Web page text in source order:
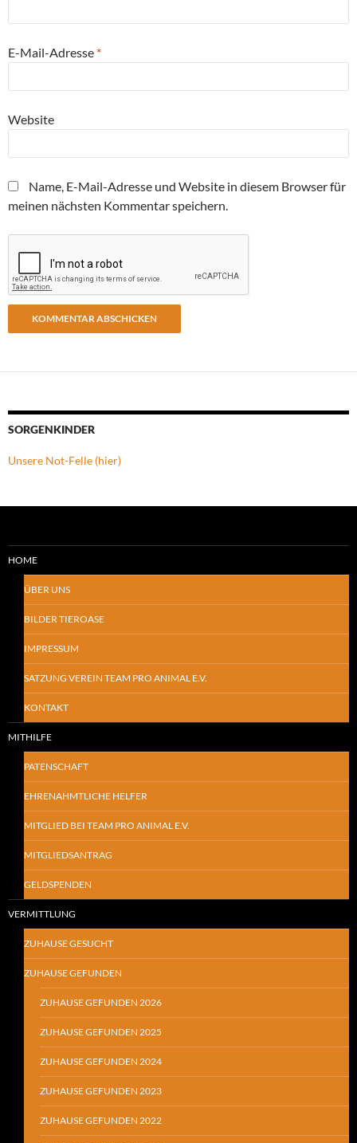
E-Mail-Adresse *
Website
Name, E-Mail-Adresse und Website in diesem Browser für
meinen nächsten Kommentar speichern.
SORGENKINDER
Unsere Not-Felle (hier)
HOME
ÜBER UNS
BILDER TIEROASE
IMPRESSUM
SATZUNG VEREIN TEAM PRO ANIMAL E.V.
KONTAKT
MITHILFE
PATENSCHAFT
EHRENAHMTLICHE HELFER
MITGLIED BEI TEAM PRO ANIMAL E.V.
MITGLIEDSANTRAG
GELDSPENDEN
VERMITTLUNG
ZUHAUSE GESUCHT
ZUHAUSE GEFUNDEN
ZUHAUSE GEFUNDEN 2026
ZUHAUSE GEFUNDEN 2025
ZUHAUSE GEFUNDEN 2024
ZUHAUSE GEFUNDEN 2023
ZUHAUSE GEFUNDEN 2022